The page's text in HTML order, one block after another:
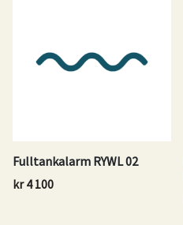
Fulltankalarm RYWL 02
kr4 100